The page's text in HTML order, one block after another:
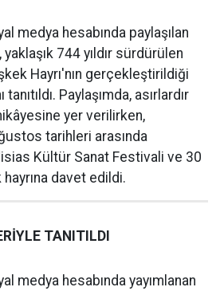
medya hesabında paylaşılan
744 yıldır sürdürülen
Hayrı'nın gerçekleştirildiği
Paylaşımda, asırlardır
yer verilirken,
tarihleri arasında
Kültür Sanat Festivali ve 30
davet edildi.
TANITILDI
medya hesabında yayımlanan